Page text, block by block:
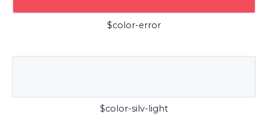
$color-error
$color-silv-light